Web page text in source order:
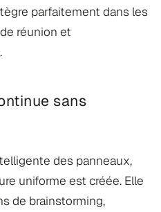
parfaitement dans les
réunion et
sans
des panneaux,
uniforme est créée. Elle
de brainstorming,